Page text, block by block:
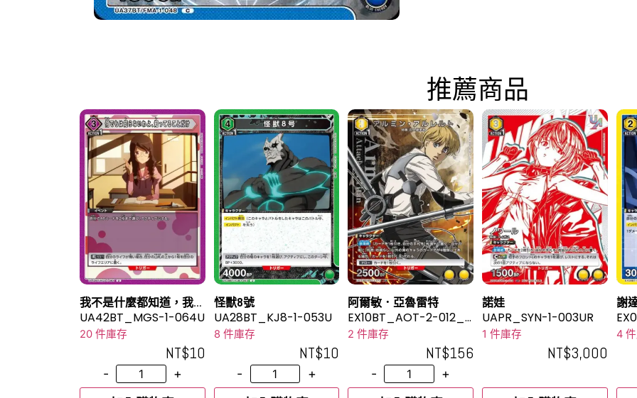
推薦商品
我不是什麼都知道，我只
知道我知道的事
UA42BT_MGS-1-064U
20 件庫存
NT$10
-
+
怪獸8號
UA28BT_KJ8-1-053U
8 件庫存
NT$10
-
+
阿爾敏．亞魯雷特
EX10BT_AOT-2-012_2
R★
2 件庫存
NT$156
-
+
諾娃
UAPR_SYN-1-003UR
1 件庫存
NT$3,000
謝
4